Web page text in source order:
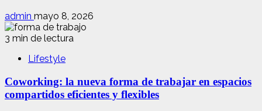
admin mayo 8, 2026
3 min de lectura
Lifestyle
Coworking: la nueva forma de trabajar en espacios
compartidos eficientes y flexibles